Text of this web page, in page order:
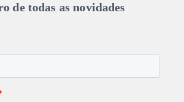
de todas as novidades